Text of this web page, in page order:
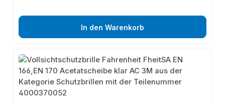
In den Warenkorb